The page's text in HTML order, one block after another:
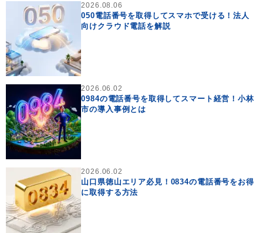
2026.08.06
050電話番号を取得してスマホで受ける！法人
向けクラウド電話を解説
2026.06.02
0984の電話番号を取得してスマート経営！小林
市の導入事例とは
2026.06.02
山口県徳山エリア必見！0834の電話番号をお得
に取得する方法